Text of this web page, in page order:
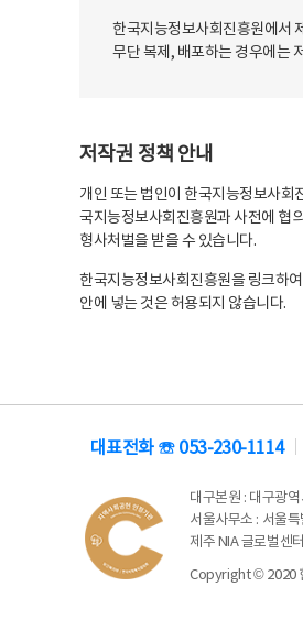
한국지능정보사회진흥원에서
무단 복제, 배포하는 경우에는
저작권 정책 안내
개인 또는 법인이 한국지능정보사회
국지능정보사회진흥원과 사전에 협
형사처벌을 받을 수 있습니다.
한국지능정보사회진흥원을 링크하
안에 넣는 것은 허용되지 않습니다.
대표전화 ☏ 053-230-1114
대구본원 : 대구광
서울사무소 : 서울
제주 NIA 글로벌센터
Copyright © 2020